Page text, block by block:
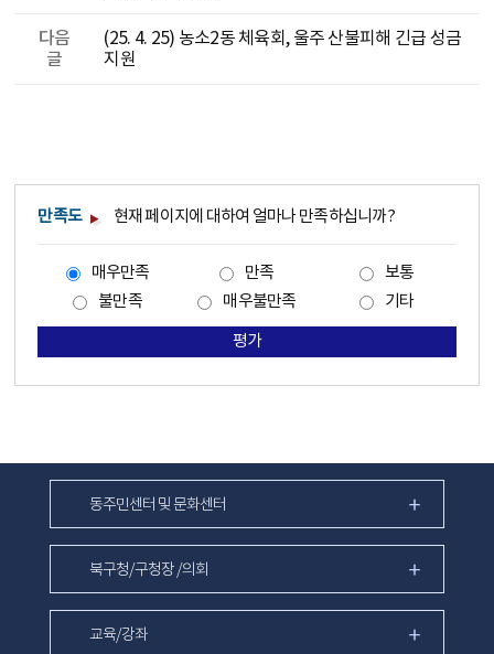
다음
글
(25. 4. 25) 농소2동 체육회, 울주 산불피해 긴급 성금
지원
만족도 현재 페이지에 대하여 얼마나 만족하십니까?
매우만족 만족
보통
불만족
매우불만족 기타
평가
동주민센터 및 문화센터
북구청/구청장 /의회
교육/강좌